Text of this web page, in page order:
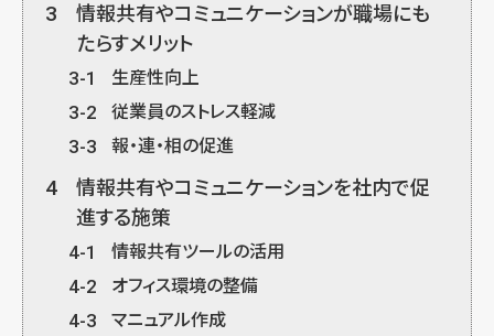
3
情報共有やコミュニケーションが職場にも
たらすメリット
3-1 生産性向上
3-2 従業員のストレス軽減
3-3 報・連・相の促進
4
情報共有やコミュニケーションを社内で促
進する施策
4-1 情報共有ツールの活用
4-2 オフィス環境の整備
4-3 マニュアル作成